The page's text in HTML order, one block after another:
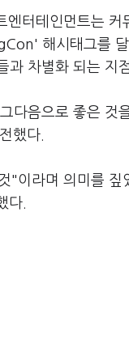
터테인먼트는 커
해시태그를
차별화 되는 지
다음으로 좋은 것
했다.
"이라며 의미를 짚
다.